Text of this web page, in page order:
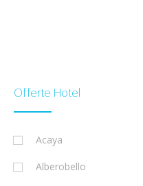
Offerte Hotel
Acaya
Alberobello